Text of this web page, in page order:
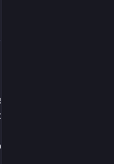
hodinu. Vie mi
ten film. Zatiaľ
Kapor také